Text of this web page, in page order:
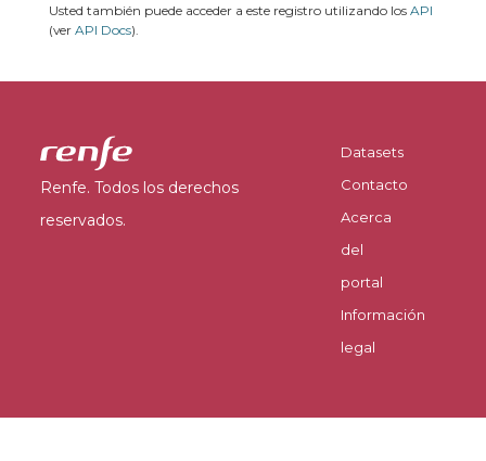
Usted también puede acceder a este registro utilizando los API
(ver API Docs).
Renfe. Todos los derechos
reservados.
Datasets
Contacto
Acerca
del
portal
Información
legal